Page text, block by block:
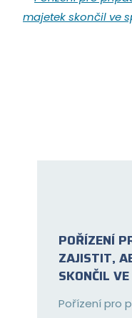
POŘÍZENÍ
ZAJISTIT,
SKONČIL
Pořízení pro